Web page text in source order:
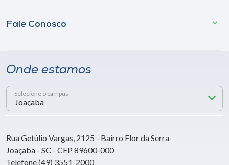
Fale Conosco
Onde estamos
Selecione o campus
Rua Getúlio Vargas, 2125 - Bairro Flor da Serra
Joaçaba - SC - CEP 89600-000
Telefone (49) 3551-2000